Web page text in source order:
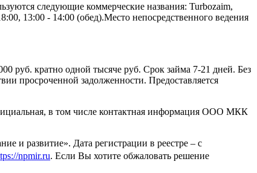
следующие коммерческие названия: Turbozaim,
13:00 - 14:00 (обед).Место непосредственного ведения
руб. кратно одной тысяче руб. Срок займа 7-21 дней. Без
просроченной задолженности. Предоставляется
в том числе контактная информация ООО МКК
и развитие». Дата регистрации в реестре – с
npmir.ru. Если Вы хотите обжаловать решение